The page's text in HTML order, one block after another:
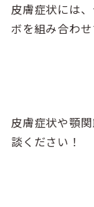
皮膚症状には
ボを組み合わ
皮膚症状や顎
談ください！